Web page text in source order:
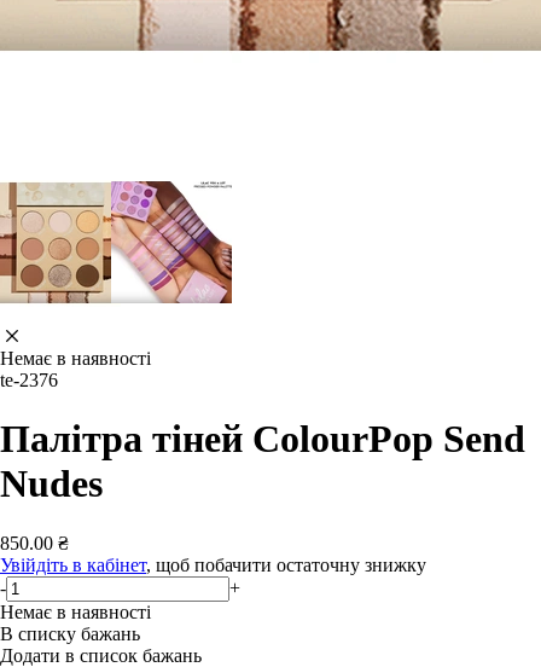
Немає в наявності
te-2376
Палітра тіней ColourPop Send
Nudes
850.00 ₴
Увійдіть в кабінет, щоб побачити остаточну знижку
-
+
Немає в наявності
В списку бажань
Додати в список бажань